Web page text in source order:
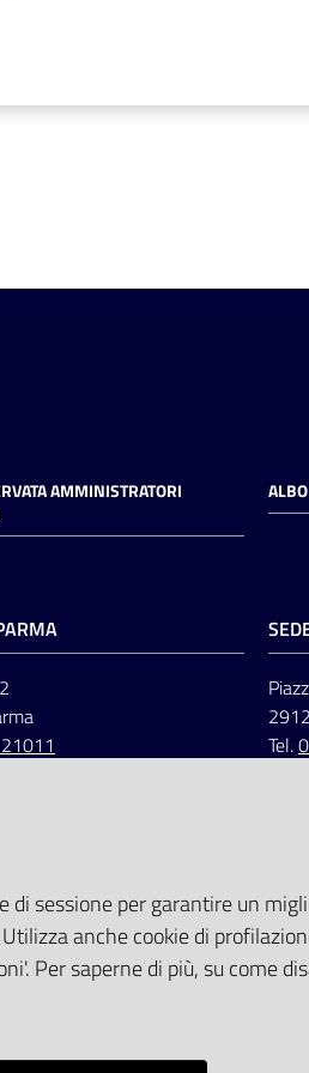
AMMINISTRATORI
Tel.
sessione per garantire un
anche cookie di
Per saperne di più, su come